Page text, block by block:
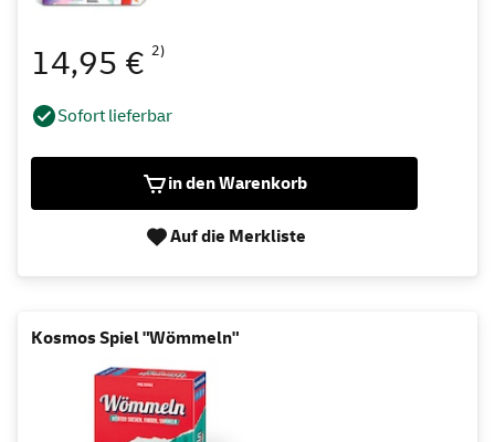
14,95 € 2)
Sofort lieferbar
in den Warenkorb
Auf die Merkliste
Kosmos Spiel "Wömmeln"